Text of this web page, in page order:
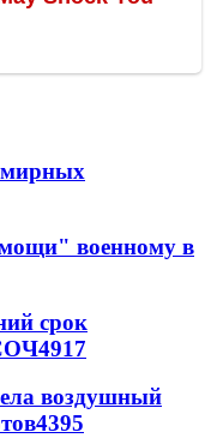
мирных
военному в
срок
4917
воздушный
4395